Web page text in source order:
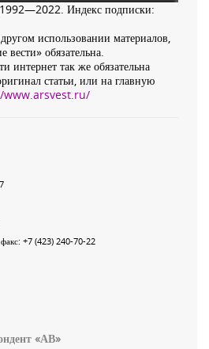
1992—2022. Индекс подписки:
использовании материалов,
вести» обязательна.
интернет так же обязательна
статьи, или на главную
+7 (423) 240-70-22
«АВ»